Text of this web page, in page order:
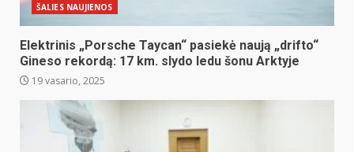
ŠALIES NAUJIENOS
Elektrinis „Porsche Taycan“ pasiekė naują „drifto“
Gineso rekordą: 17 km. slydo ledu šonu Arktyje
19 vasario, 2025